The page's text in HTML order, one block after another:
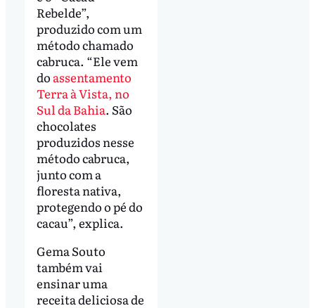
Rebelde”,
produzido com um
método chamado
cabruca. “Ele vem
do assentamento
Terra à Vista, no
Sul da Bahia. São
chocolates
produzidos nesse
método cabruca,
junto com a
floresta nativa,
protegendo o pé do
cacau”, explica.
Gema Souto
também vai
ensinar uma
receita deliciosa de